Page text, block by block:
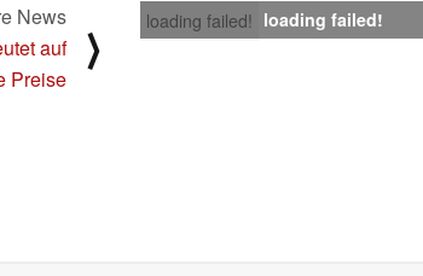
loading failed! loading failed!
News
auf
Preise
⟩